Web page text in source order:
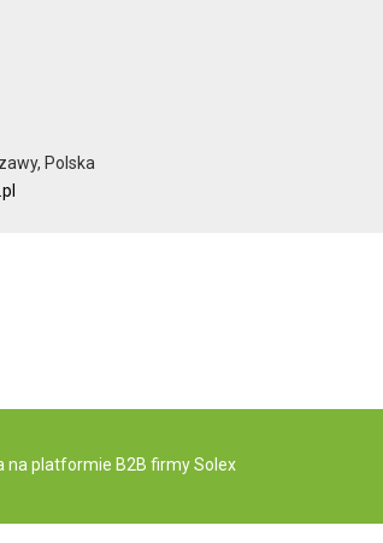
Polska
na platformie B2B firmy Solex